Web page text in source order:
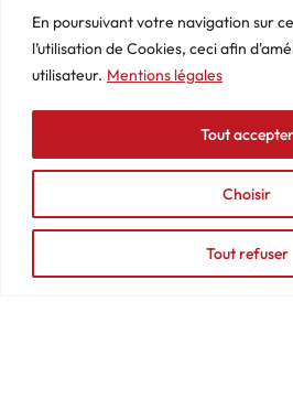
En poursuivant votre navigation sur
l’utilisation de Cookies, ceci afin
utilisateur. Mentions légales
Choisir
Tout refuser
Tout accepter
Luc
Barbier
69640
74
87
contact@mediasaviron.fr
Le
Magazine
Photos
Actualités
Podcasts
Conditions
générales
de ventes
Mentions
légales
Tableau
de bord
Adresses
Détails
du
compte